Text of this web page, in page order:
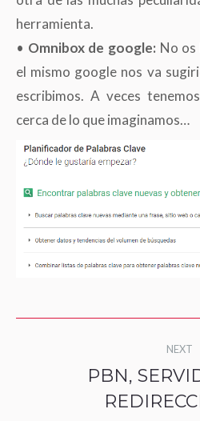
herramienta.
• Omnibox de google: No os
el mismo google nos va
escribimos. A veces
cerca de lo que imaginamos…
navigation
NEXT
Next
PBN,